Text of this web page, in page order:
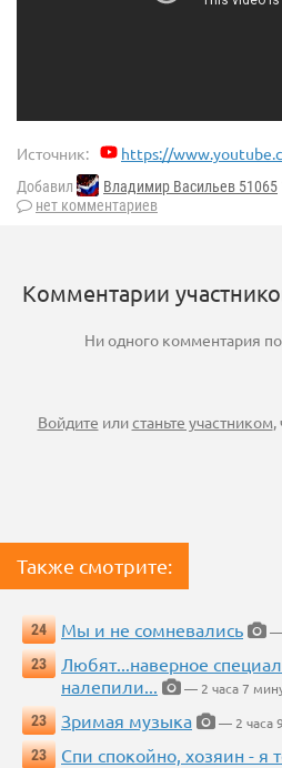
Источник: https://
Добавил Владимир Васильев 51065
нет комментариев
Комментарии
Ни одного комментария
Войдите илистаньте участником,
Также смотрите:
24 Мы и не сомневались
—
23
Любят...наверное
налепили...
— 2 часа 7
23
Зримая музыка
— 2 часа
23
Спи спокойно, хозяин - я